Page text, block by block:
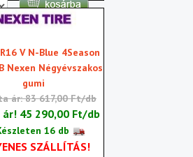
V N-Blue 4Season
Nexen Négyévszakos
gumi
ár: 83 617,00 Ft/db
ár! 45 290,00 Ft/db
16 db
SZÁLLÍTÁS!